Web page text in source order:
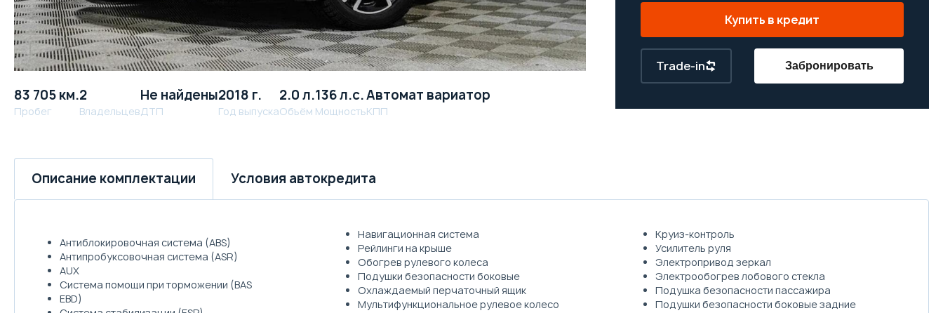
83 705 км.
Пробег
2
Владельцев
Не найдены
ДТП
2018 г.
Год выпуска
2.0 л.
Объём
136 л.с.
Мощность
Автомат вариатор
КПП
Купить в кредит
Trade-in Забронировать
Описание комплектации Условия автокредита
Антиблокировочная система (ABS)
Антипробуксовочная система (ASR)
AUX
Система помощи при торможении (BAS
EBD)
Навигационная система
Рейлинги на крыше
Обогрев рулевого колеса
Подушки безопасности боковые
Охлаждаемый перчаточный ящик
Мультифункциональное рулевое колесо
Круиз-контроль
Усилитель руля
Электропривод зеркал
Электрообогрев лобового стекла
Подушка безопасности пассажира
Подушки безопасности боковые задние